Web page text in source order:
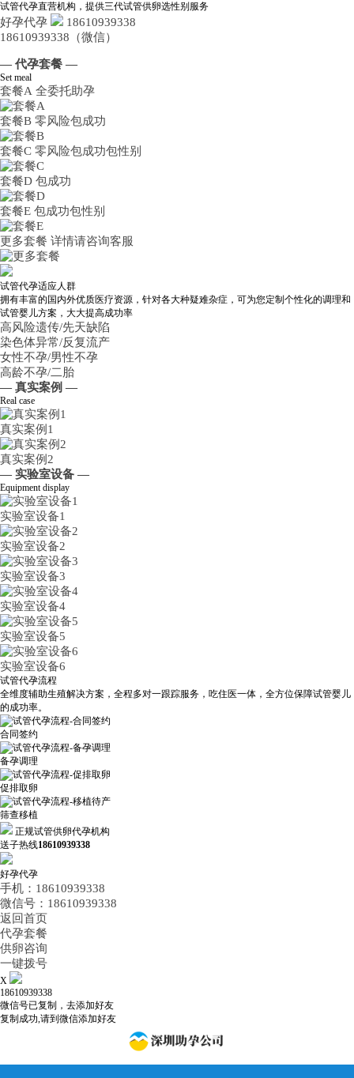
试管代孕直营机构，提供三代试管供卵选性别服务
好孕代孕
18610939338
18610939338（微信）
— 代孕套餐 —
Set meal
套餐A 全委托助孕
套餐B 零风险包成功
套餐C 零风险包成功包性别
套餐D 包成功
套餐E 包成功包性别
更多套餐 详情请咨询客服
试管代孕适应人群
拥有丰富的国内外优质医疗资源，针对各大种疑难杂症，可为您定制个性化的调理和
试管婴儿方案，大大提高成功率
高风险遗传/先天缺陷
染色体异常/反复流产
女性不孕/男性不孕
高龄不孕/二胎
— 真实案例 —
Real case
真实案例1
真实案例2
— 实验室设备 —
Equipment display
实验室设备1
实验室设备2
实验室设备3
实验室设备4
实验室设备5
实验室设备6
试管代孕流程
全维度辅助生殖解决方案，全程多对一跟踪服务，吃住医一体，全方位保障试管婴儿
的成功率。
合同签约
备孕调理
促排取卵
筛查移植
正规试管供卵代孕机构
送子热线18610939338
好孕代孕
手机：18610939338
微信号：18610939338
返回首页
代孕套餐
供卵咨询
一键拨号
X
18610939338
微信号已复制，去添加好友
复制成功,请到微信添加好友